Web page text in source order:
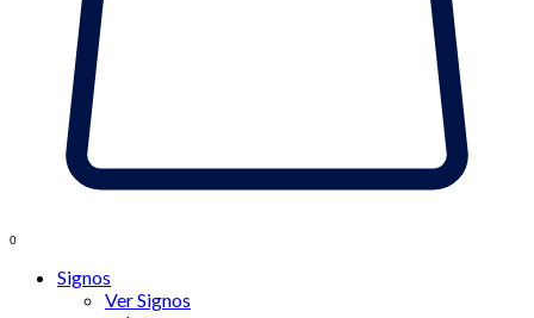
0
Signos
Ver Signos